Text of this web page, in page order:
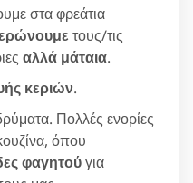
στα φρεάτια
τους/τις
αλλά μάταια.
κεριών.
Πολλές ενορίες
όπου
φαγητούγια